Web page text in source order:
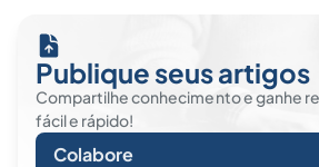
Publique seus artigos
Compartilhe conhecimento e ganhe
fácil e rápido!
Colabore